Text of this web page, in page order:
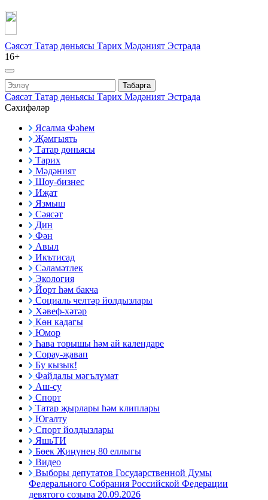
Сәясәт Татар дөньясы Тарих Мәдәният Эстрада
16+
Табарга
Сәясәт Татар дөньясы Тарих Мәдәният Эстрада
Сәхифәләр
Ясалма Фәһем
Җәмгыять
Татар дөньясы
Тарих
Мәдәният
Шоу-бизнес
Иҗат
Язмыш
Сәясәт
Дин
Фән
Авыл
Икътисад
Сәламәтлек
Экология
Йорт һәм бакча
Социаль челтәр йолдызлары
Хәвеф-хәтәр
Көн кадагы
Юмор
Һава торышы һәм ай календаре
Сорау-җавап
Бу кызык!
Файдалы мәгълүмат
Аш-су
Спорт
Татар җырлары һәм клиплары
Югалту
Спорт йолдызлары
ЯшьТИ
Бөек Җиңүнең 80 еллыгы
Видео
Выборы депутатов Государственной Думы
Федерального Собрания Российской Федерации
девятого созыва 20.09.2026